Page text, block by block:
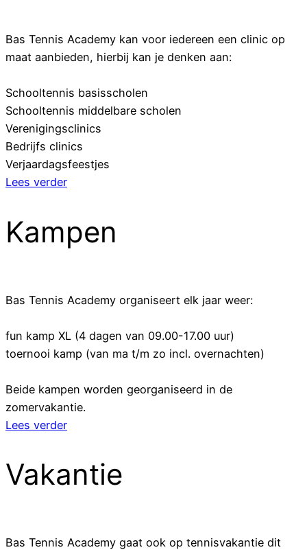
Bas Tennis Academy kan voor iedereen een clinic op
maat aanbieden, hierbij kan je denken aan:
Schooltennis basisscholen
Schooltennis middelbare scholen
Verenigingsclinics
Bedrijfs clinics
Verjaardagsfeestjes
Lees verder
Kampen
Bas Tennis Academy organiseert elk jaar weer:
fun kamp XL (4 dagen van 09.00-17.00 uur)
toernooi kamp (van ma t/m zo incl. overnachten)
Beide kampen worden georganiseerd in de
zomervakantie.
Lees verder
Vakantie
Bas Tennis Academy gaat ook op tennisvakantie dit